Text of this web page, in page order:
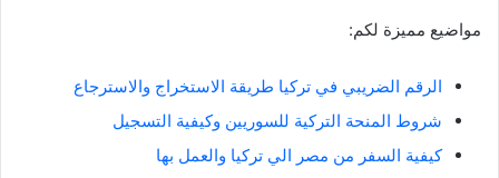
مواضيع مميزة لكم:
الرقم الضريبي في تركيا طريقة الاستخراج والاسترجاع
شروط المنحة التركية للسوريين وكيفية التسجيل
كيفية السفر من مصر الي تركيا والعمل بها